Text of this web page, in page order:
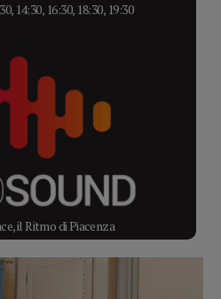
14:30, 16:30, 18:30, 19:30
il Ritmo di Piacenza